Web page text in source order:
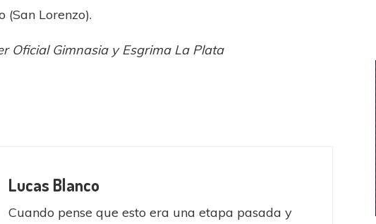
(San Lorenzo).
Oficial Gimnasia y Esgrima La Plata
Lucas Blanco
Cuando pense que esto era una etapa pasada y